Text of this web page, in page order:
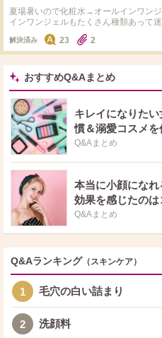
夏場暑いので化粧水→オールインワン
インワンジェルもたくさん種類あって
のセンシティブジェル敏感肌用を使用
ジェルありますか？カルテHD、アク
ラは使ったことありなので。これ以外
解決済み 23 2
おすすめQ&Aまとめ
キレイになりた
慣＆溺愛コスメを
Q&Aまとめ
本当に小顔にな
効果を感じたのは
Q&Aまとめ
Q&Aランキング （スキンケア）
1 毛穴の白い詰まり
2 洗顔料